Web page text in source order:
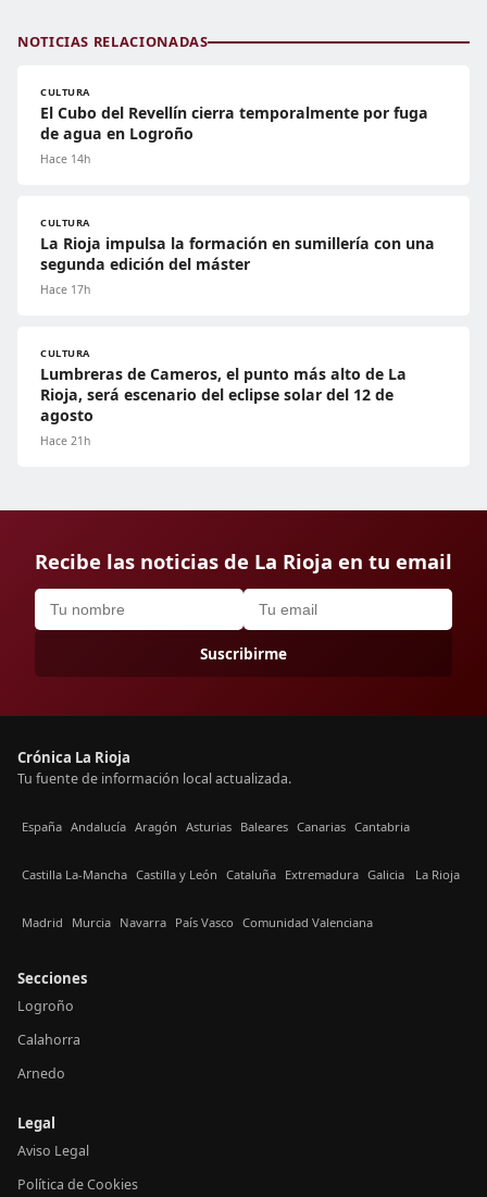
NOTICIAS RELACIONADAS
CULTURA
El Cubo del Revellín cierra temporalmente por fuga
de agua en Logroño
Hace 14h
CULTURA
La Rioja impulsa la formación en sumillería con una
segunda edición del máster
Hace 17h
CULTURA
Lumbreras de Cameros, el punto más alto de La
Rioja, será escenario del eclipse solar del 12 de
agosto
Hace 21h
Recibe las noticias de La Rioja en tu email
Suscribirme
Crónica La Rioja
Tu fuente de información local actualizada.
España Andalucía Aragón Asturias Baleares Canarias Cantabria
Castilla La-Mancha Castilla y León Cataluña Extremadura Galicia La Rioja
Madrid Murcia Navarra País Vasco Comunidad Valenciana
Secciones
Logroño
Calahorra
Arnedo
Legal
Aviso Legal
Política de Cookies